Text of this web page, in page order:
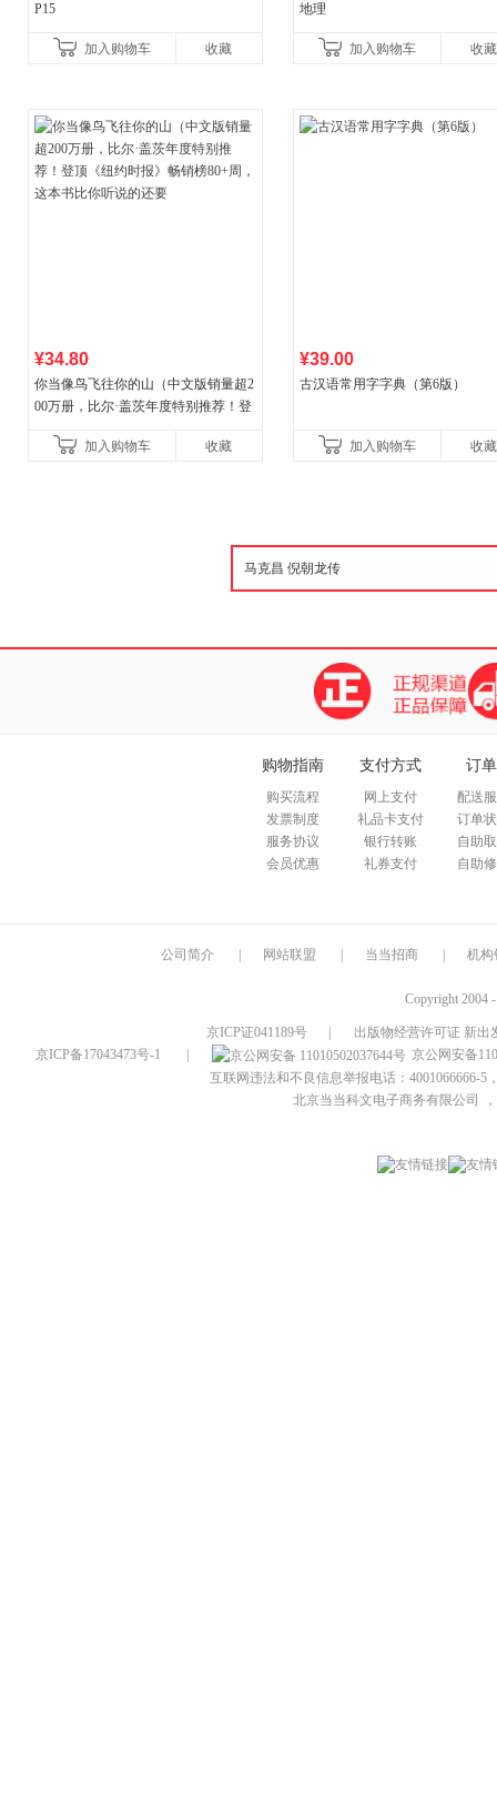
P15
加入购物车 收藏
地理
加入购物车 收藏
¥34.80
你当像鸟飞往你的山（中文版销量超2
00万册，比尔·盖茨年度特别推荐！登
比你听说的还要
加入购物车 收藏
¥39.00
古汉语常用字字典（第6版）
加入购物车 收藏
购物指南
购买流程
发票制度
服务协议
会员优惠
支付方式
网上支付
礼品卡支付
银行转账
礼券支付
订
配送
订单
自助
自助
公司简介 网站联盟 当当招商 机构
Copyright 2004
京ICP证041189号
出版物经营许可证 新出
京ICP备17043473号-1
京公网安备
互联网违法和不良信息举报电话：4001066666-5
北京当当科文电子商务有限公司